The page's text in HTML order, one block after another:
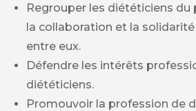
Regrouper les diététiciens du
la collaboration et la
entre eux.
Défendre les intérêts
diététiciens.
Promouvoir la profession de